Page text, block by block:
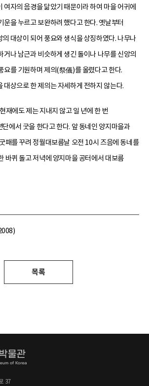
여자의 음경을 닮았기 때문이라 하여 마을 어귀에
운을 누르고 보완하려 했다고 한다. 옛날부터
대상이 되어 풍요와 생식을 상징하였다. 나무나
거나 남근과 비슷하게 생긴 돌이나 나무를 신앙의
요를 기원하며 제의(祭儀)를 올렸다고 한다.
대상으로 한 제의는 자세하게 전하지 않는다.
재에도 제는 지내지 않고 일 년에 한 번
단에서 굿을 한다고 한다. 앞 동네인 양지마을과
패를 꾸려 정월대보름날 오전 10시 즈음에 동네를
바퀴 돌고 저녁에 양지마을 공터에서 대보름
목록
37